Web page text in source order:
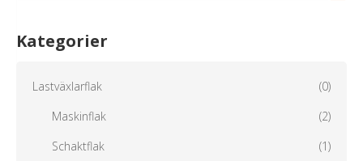
Kategorier
Lastväxlarflak
(0)
Maskinflak
(2)
Schaktflak
(1)